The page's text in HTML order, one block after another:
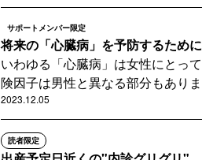
サポートメンバー限定
将来の「心臓病」を予防するため
いわゆる「心臓病」は女性にとっ
険因子は男性と異なる部分もあり
2023.12.05
読者限定